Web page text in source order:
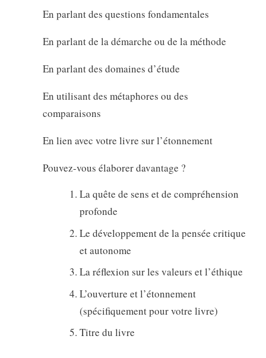
En parlant des questions fondamentales
En parlant de la démarche ou de la méthode
En parlant des domaines d’étude
En utilisant des métaphores ou des
comparaisons
En lien avec votre livre sur l’étonnement
Pouvez-vous élaborer davantage ?
La quête de sens et de compréhension
profonde
Le développement de la pensée critique
et autonome
La réflexion sur les valeurs et l’éthique
L’ouverture et l’étonnement
(spécifiquement pour votre livre)
Titre du livre